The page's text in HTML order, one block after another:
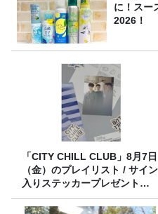
に！スー
2026！
「CITY CHILL CLUB」8月7日
（金）のプレイリスト / サイン
入りステッカープレゼント有
り